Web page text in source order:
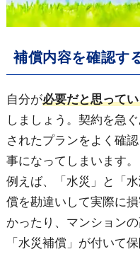
補償内容を確認す
自分が必要だと思って
しましょう。契約を急
されたプランをよく確
事になってしまいます。
例えば、「水災」と「
償を勘違いして実際に
かったり、マンション
「水災補償」が付いて